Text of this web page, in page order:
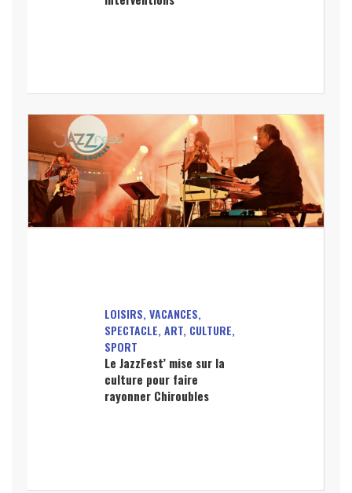
LOISIRS, VACANCES,
SPECTACLE, ART, CULTURE,
SPORT
Le JazzFest’ mise sur la
culture pour faire
rayonner Chiroubles